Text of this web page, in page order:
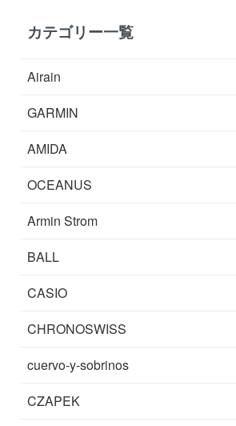
カテゴリー一覧
Airain
GARMIN
AMIDA
OCEANUS
Armin Strom
BALL
CASIO
CHRONOSWISS
cuervo-y-sobrinos
CZAPEK